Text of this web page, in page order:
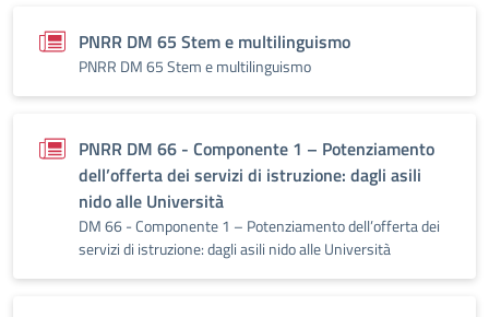
PNRR DM 65 Stem e multilinguismo
PNRR DM 65 Stem e multilinguismo
PNRR DM 66 - Componente 1 – Potenziamento
dell’offerta dei servizi di istruzione: dagli asili
nido alle Università
DM 66 - Componente 1 – Potenziamento dell’offerta dei
servizi di istruzione: dagli asili nido alle Università